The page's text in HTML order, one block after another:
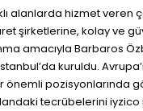
alanlarda hizmet veren
şirketlerine, kolay ve
amacıyla Barbaros
kuruldu.
önemli pozisyonlarında
tecrübelerini iyzico